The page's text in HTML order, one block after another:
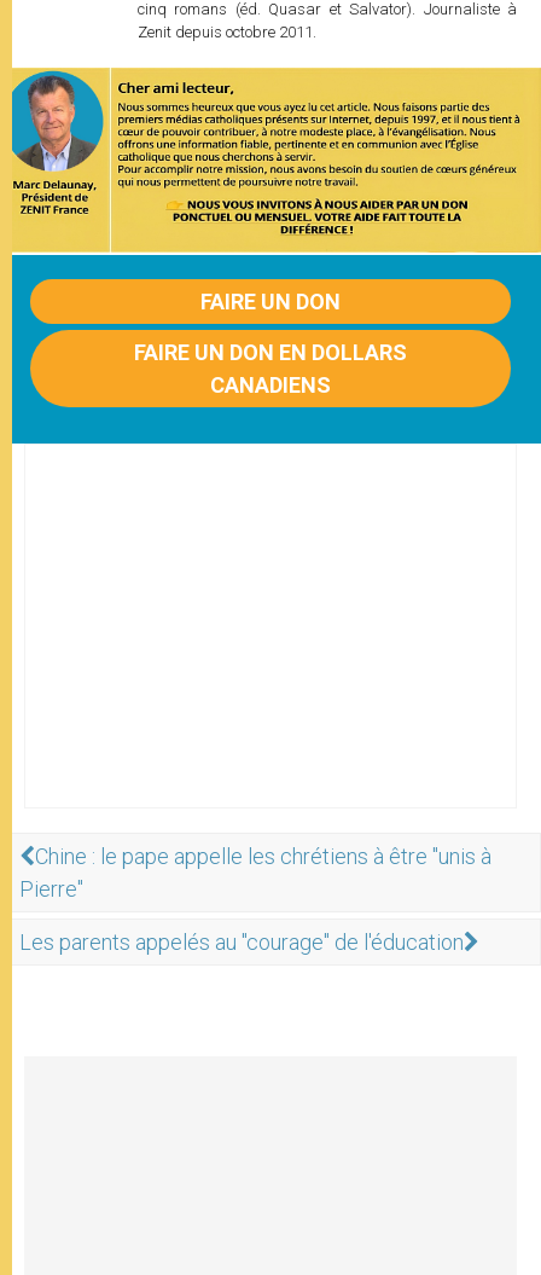
cinq romans (éd. Quasar et Salvator). Journaliste à
Zenit depuis octobre 2011.
FAIRE UN DON
FAIRE UN DON EN DOLLARS
CANADIENS
Chine : le pape appelle les chrétiens à être "unis à
Pierre"
Les parents appelés au "courage" de l'éducation